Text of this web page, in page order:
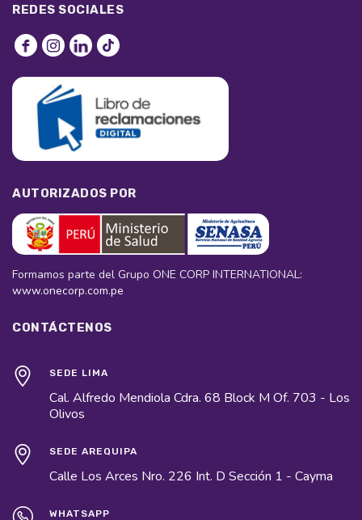
REDES SOCIALES
AUTORIZADOS POR
Formamos parte del Grupo ONE CORP INTERNATIONAL:
www.onecorp.com.pe
CONTÁCTENOS
SEDE LIMA
Cal. Alfredo Mendiola Cdra. 68 Block M Of. 703 - Los
Olivos
SEDE AREQUIPA
Calle Los Arces Nro. 226 Int. D Sección 1 - Cayma
WHATSAPP